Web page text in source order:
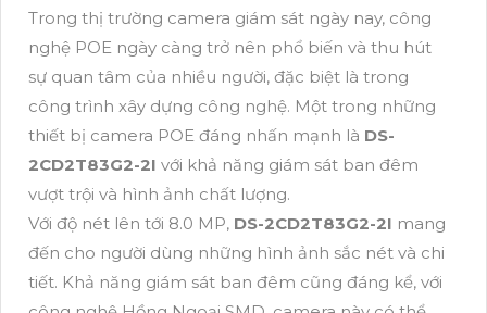
Trong thị trường camera giám sát ngày nay, công
nghệ POE ngày càng trở nên phổ biến và thu hút
sự quan tâm của nhiều người, đặc biệt là trong
công trình xây dựng công nghệ. Một trong những
thiết bị camera POE đáng nhấn mạnh là DS-
2CD2T83G2-2I với khả năng giám sát ban đêm
vượt trội và hình ảnh chất lượng.
Với độ nét lên tới 8.0 MP, DS-2CD2T83G2-2I mang
đến cho người dùng những hình ảnh sắc nét và chi
tiết. Khả năng giám sát ban đêm cũng đáng kể, với